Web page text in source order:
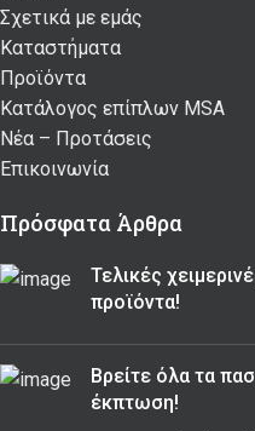
Σχετικά με εμάς
Καταστήματα
Προϊόντα
Κατάλογος επίπλων MSA
Nέα – Προτάσεις
Επικοινωνία
Πρόσφατα Άρθρα
Τελικές
προϊόντα!
Βρείτε όλα τα
έκπτωση!